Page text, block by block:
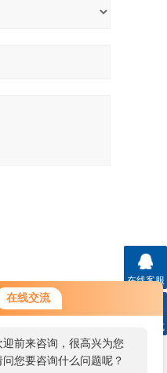
在线交流
迎前来咨询，很高兴为您
问您要咨询什么问题呢？
在线客服
联系方式